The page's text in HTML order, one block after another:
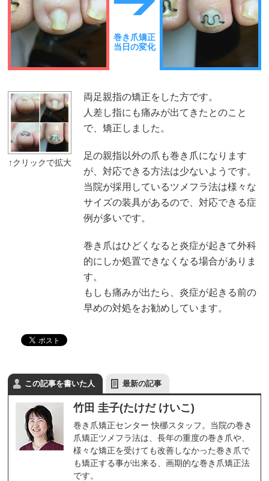
巻き爪矯正
当日の変化
両足親指の矯正をした方です。
人差し指にも痛みが出てきたとのこと
で、矯正しました。
足の親指以外の爪も巻き爪になります
が、対応できる方法は少ないようです。
当院が採用しているツメフラ法は様々な
サイズの装具があるので、対応できる症
例が多いです。
巻き爪はひどくなると炎症が起きて外科
的にしか処置できなくなる場合がありま
す。
もしも痛みが出たら、炎症が起きる前の
早めの対処をお勧めしています。
この記事を書いた人 最新の記事
竹田 圭子(たけだ けいこ)
巻き爪矯正センター 快梛スタッフ。当院の巻き
爪矯正ツメフラ法は、長年の重度の巻き爪や、
様々な矯正を受けても改善しなかった巻き爪で
も矯正する事が出来る、画期的な巻き爪矯正法
です。